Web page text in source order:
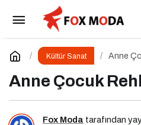
Kültür Sanat Anne
Anne Çocuk
Fox Moda tarafından
Bu Cuma
Girecek Filmler Belli Oldu
Yorum Yap